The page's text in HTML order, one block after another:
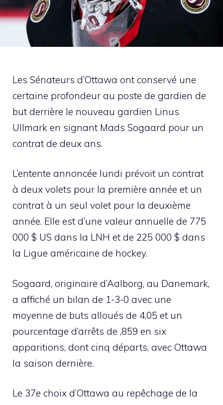
Les Sénateurs d’Ottawa ont conservé une
certaine profondeur au poste de gardien de
but derrière le nouveau gardien Linus
Ullmark en signant Mads Sogaard pour un
contrat de deux ans.
L’entente annoncée lundi prévoit un contrat
à deux volets pour la première année et un
contrat à un seul volet pour la deuxième
année. Elle est d’une valeur annuelle de 775
000 $ US dans la LNH et de 225 000 $ dans
la Ligue américaine de hockey.
Sogaard, originaire d’Aalborg, au Danemark,
a affiché un bilan de 1-3-0 avec une
moyenne de buts alloués de 4,05 et un
pourcentage d’arrêts de ,859 en six
apparitions, dont cinq départs, avec Ottawa
la saison dernière.
Le 37e choix d’Ottawa au repêchage de la